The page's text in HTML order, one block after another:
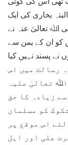
بخاری کی ایک
اﷲ تعالیٰ عنہ نے
کو ان کے یمن سے
نے پسند نہیں کیا
رسالت میں اس
تعالیٰ علیہ
زیادہ کا حق
کو مسلمان
اس موقع پر
علی اور اہل